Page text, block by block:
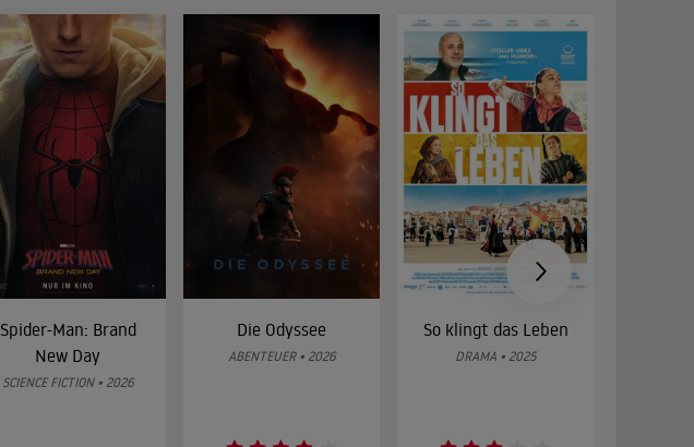
Spider-Man: Brand
New Day
SCIENCE FICTION • 2026
Die Odyssee
ABENTEUER • 2026
So klingt das Leben
DRAMA • 2025